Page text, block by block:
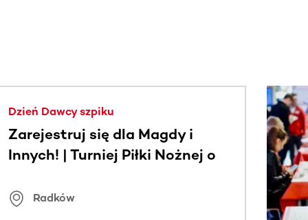
Dzień Dawcy szpiku
Zarejestruj się dla Magdy i
Innych! | Turniej Piłki Nożnej o
Radków